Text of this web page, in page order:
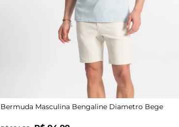
42 44
Bermuda Masculina Bengaline Diametro Bege
42